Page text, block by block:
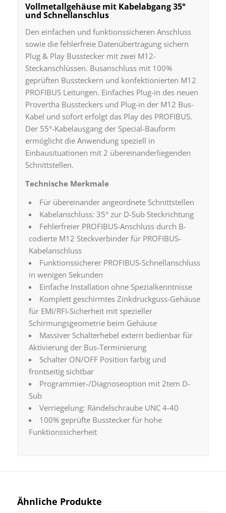
Vollmetallgehäuse mit Kabelabgang 35°
und Schnellanschlus
Den einfachen und funktionssicheren Anschluss
sowie die fehlerfreie Datenübertragung sichern
Plug & Play Busstecker mit zwei M12-
Steckanschlüssen. Busanschluss mit 100%
geprüften Bussteckern und konfektionierten M12
PROFIBUS Leitungen. Einfaches Plug-in des neuen
Provertha Bussteckers und Plug-in der M12 Bus-
Kabel und sofort erfolgt das Play des PROFIBUS.
Der 55°-Kabelausgang der Special-Bauform
ermöglicht die Anwendung speziell in
Einbausituationen mit 2 übereinanderliegenden
Schnittstellen.
Technische Merkmale
Für übereinander angeordnete Schnittstellen
Kabelanschluss: 35° zur D-Sub Steckrichtung
Fehlerfreier PROFIBUS-Anschluss durch B-
codierte M12 Steckverbinder für PROFIBUS-
Kabelanschluss
Funktionssicherer PROFIBUS-Schnellanschluss
in wenigen Sekunden
Einfache Installation ohne Spezialkenntnisse
Komplett geschirmtes Zinkdruckguss-Gehäuse
für EMI/RFI-Sicherheit mit spezieller
Schirmungsgeometrie beim Gehäuse
Massiver Schalterhebel extern bedienbar für
Aktivierung der Bus-Terminierung
Schalter ON/OFF Position farbig und
frontseitig sichtbar
Programmier-/Diagnoseoption mit 2tem D-
Sub
Verriegelung: Rändelschraube UNC 4-40
100% geprüfte Busstecker für hohe
Funktionssicherheit
Ähnliche Produkte